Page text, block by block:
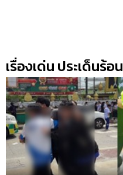
เรื่องเด่น ประเด็นร้อน